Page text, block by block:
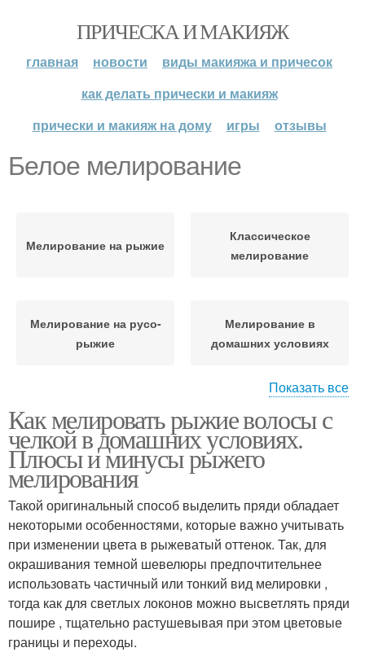
ПРИЧЕСКА И МАКИЯЖ
главная новости
виды макияжа и причесок
как делать прически и макияж
прически и макияж на дому
игры отзывы
Белое мелирование
Мелирование на рыжие
Классическое
мелирование
Мелирование на русо-
рыжие
Мелирование в
домашних условиях
мелирование
фольгой
Мелирование с
помощью
Черное мелирование
Показать все
Как мелировать рыжие волосы с
челкой в домашних условиях.
Плюсы и минусы рыжего
мелирования
Такой оригинальный способ выделить пряди обладает
некоторыми особенностями, которые важно учитывать
при изменении цвета в рыжеватый оттенок. Так, для
окрашивания темной шевелюры предпочтительнее
использовать частичный или тонкий вид мелировки ,
тогда как для светлых локонов можно высветлять пряди
пошире , тщательно растушевывая при этом цветовые
границы и переходы.